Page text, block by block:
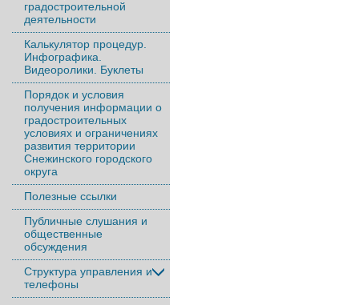
градостроительной
деятельности
Калькулятор процедур.
Инфографика.
Видеоролики. Буклеты
Порядок и условия
получения информации о
градостроительных
условиях и ограничениях
развития территории
Снежинского городского
округа
Полезные ссылки
Публичные слушания и
общественные
обсуждения
Структура управления и
телефоны